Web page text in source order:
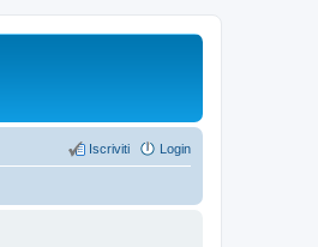
Login
Iscriviti